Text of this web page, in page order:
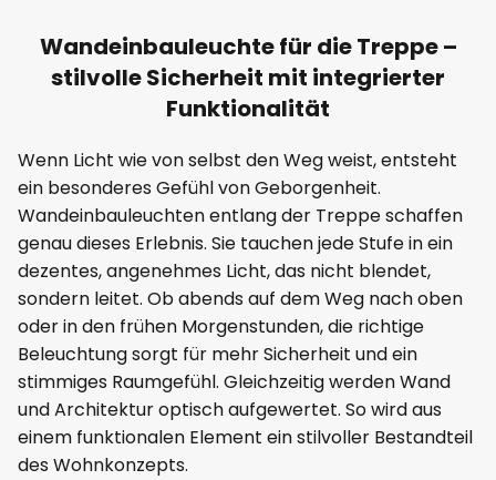
Wandeinbauleuchte für die Treppe –
stilvolle Sicherheit mit integrierter
Funktionalität
Wenn Licht wie von selbst den Weg weist, entsteht
ein besonderes Gefühl von Geborgenheit.
Wandeinbauleuchten entlang der Treppe schaffen
genau dieses Erlebnis. Sie tauchen jede Stufe in ein
dezentes, angenehmes Licht, das nicht blendet,
sondern leitet. Ob abends auf dem Weg nach oben
oder in den frühen Morgenstunden, die richtige
Beleuchtung sorgt für mehr Sicherheit und ein
stimmiges Raumgefühl. Gleichzeitig werden Wand
und Architektur optisch aufgewertet. So wird aus
einem funktionalen Element ein stilvoller Bestandteil
des Wohnkonzepts.